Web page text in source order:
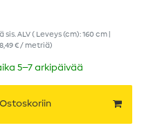
sis. ALV( Leveys (cm): 160 cm |
€ / metriä)
5–7 arkipäivää
Ostoskoriin